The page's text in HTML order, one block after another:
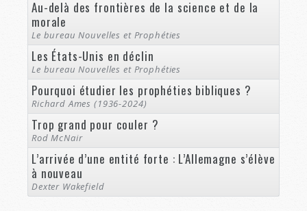
Au-delà des frontières de la science et de la
morale
Le bureau Nouvelles et Prophéties
Les États-Unis en déclin
Le bureau Nouvelles et Prophéties
Pourquoi étudier les prophéties bibliques ?
Richard Ames (1936-2024)
Trop grand pour couler ?
Rod McNair
L’arrivée d’une entité forte : L’Allemagne s’élève
à nouveau
Dexter Wakefield